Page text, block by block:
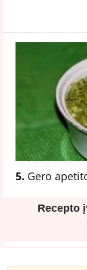
5. Gero
Recepto